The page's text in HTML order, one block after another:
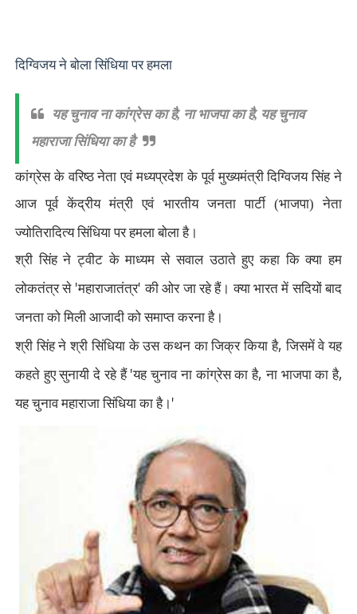
दिग्विजय ने बोला सिंधिया पर हमला
यह चुनाव ना कांग्रेस का है, ना भाजपा का है, यह चुनाव
महाराजा सिंधिया का है
कांग्रेस के वरिष्ठ नेता एवं मध्यप्रदेश के पूर्व मुख्यमंत्री दिग्विजय सिंह ने
आज पूर्व केंद्रीय मंत्री एवं भारतीय जनता पार्टी (भाजपा) नेता
ज्योतिरादित्य सिंधिया पर हमलाबोलाहै।
श्री सिंह ने ट्वीट के माध्यम से सवाल उठाते हुए कहा कि क्या हम
लोकतंत्र से 'महाराजातंत्र'की ओर जा रहे हैं। क्या भारत में सदियों बाद
जनता को मिली आजादी को समाप्त करना है।
श्री सिंह ने श्री सिंधिया के उस कथन का जिक्र किया है,जिसमें वे यह
कहते हुए सुनायी दे रहे हैं 'यह चुनाव ना कांग्रेस का है,ना भाजपा का है,
यह चुनाव महाराजा सिंधिया का है। '